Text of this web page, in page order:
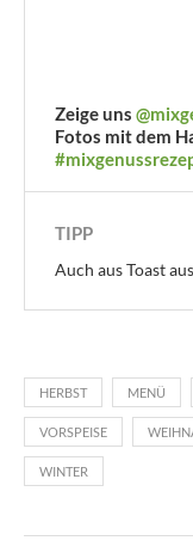
Zeige uns
Fotos mit dem
TIPP
Auch aus Toast
HERBST MENÜ
VORSPEISE
WINTER